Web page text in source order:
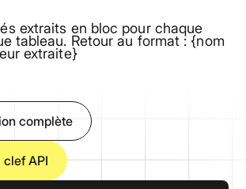
extraits en bloc pour chaque
tableau. Retour au format : {nom
extraite}
complète
clef API